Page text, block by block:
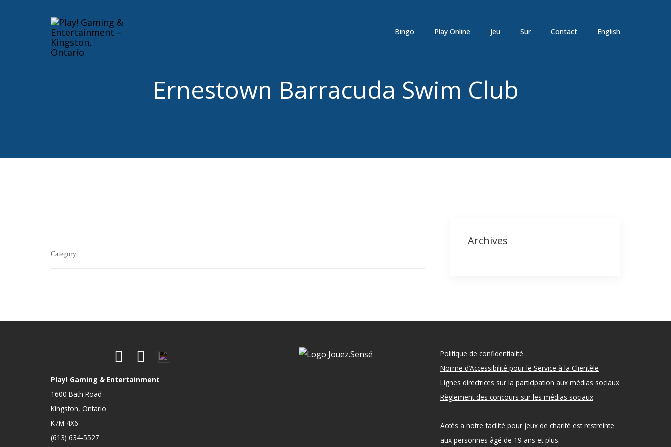
Bingo Play Online Jeu Sur Contact English
Ernestown Barracuda Swim Club
Category :
Archives
Play! Gaming & Entertainment
1600 Bath Road
Kingston, Ontario
K7M 4X6
(613) 634-5527
Politique de confidentialité
Norme d’Accessibilité pour le Service à la Clientèle
Lignes directrices sur la participation aux médias sociaux
Règlement des concours sur les médias sociaux
Accès a notre facilité pour jeux de charité est restreinte
aux personnes âgé de 19 ans et plus.